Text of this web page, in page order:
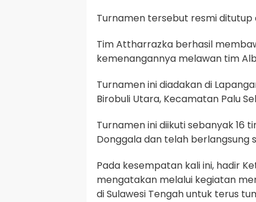
Turnamen tersebut resmi ditutup
Tim Attharrazka berhasil
kemenangannya melawan tim
Turnamen ini diadakan di
Birobuli Utara, Kecamatan Palu
Turnamen ini diikuti sebanyak 16
Donggala dan telah berlangsung
Pada kesempatan kali ini, hadir
mengatakan melalui kegiatan
di Sulawesi Tengah untuk terus